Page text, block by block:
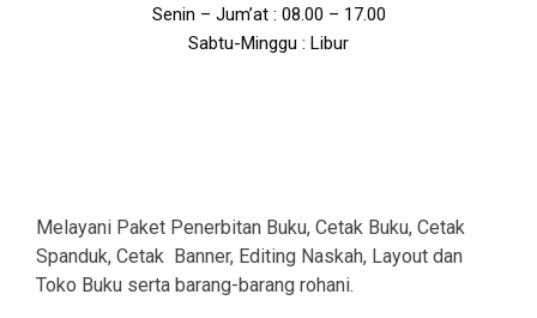
Senin – Jum’at : 08.00 – 17.00
Sabtu-Minggu : Libur
Melayani Paket Penerbitan Buku, Cetak Buku, Cetak
Spanduk, Cetak Banner, Editing Naskah, Layout dan
Toko Buku serta barang-barang rohani.